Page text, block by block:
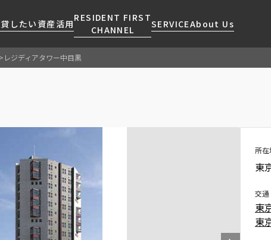
貸したい 資産活用
RESIDENT FIRST
CHANNEL
SERVICEAbout Us
事業案内
採用情報
ニュースリリース
お問い合わせ
駅・沿線から探す
地図から探す
キーワードから探す
当社限定(港区・渋谷区以外)
商店街のある暮らし
住まいのコラム
RESIDENT FIRST
MEMBERS登録
RESIDENT FIRST
MEMBERS登録
ご入居・提携サービス
お部屋探しからご契約まで
よくあるご質問
社宅紹介
レジディアタワー中目黒
所在
東
交通
東
東